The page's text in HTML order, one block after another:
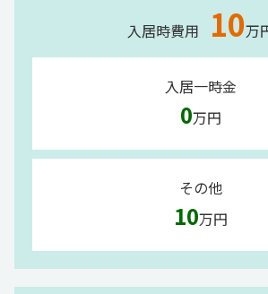
入居時費用 10万
入居一時金
0万円
その他
10万円